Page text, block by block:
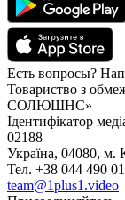
Есть вопросы?
Товариство з
СОЛЮШНС»
Ідентифікатор
02188
Україна, 04080, м.
Тел. +38 044 490
team@1plus1.video